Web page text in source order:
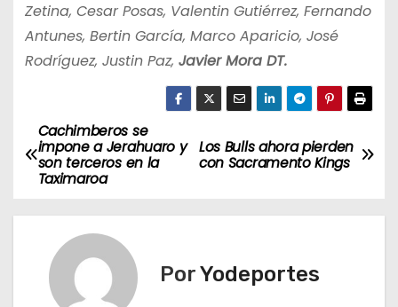
Zetina, Cesar Posas, Valentin Gutiérrez, Fernando
Antunes, Bertin García, Marco Aparicio, José
Rodríguez, Justin Paz, Javier Mora DT.
N
a
v
Los Bulls ahora pierden
con Sacramento Kings
Cachimberos se
impone a Jerahuaro y
son terceros en la
Taximaroa
PorYodeportes